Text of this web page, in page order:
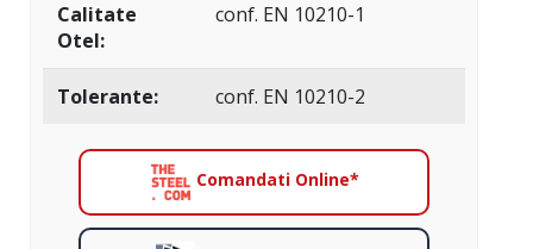
Calitate
Otel:
conf. EN 10210-1
Tolerante: conf. EN 10210-2
Comandati Online*